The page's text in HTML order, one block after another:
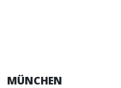
MÜNCHEN